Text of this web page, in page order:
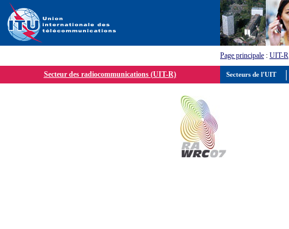
Page principale : UIT-R
Secteur des radiocommunications (UIT-R) Secteurs de l'UIT